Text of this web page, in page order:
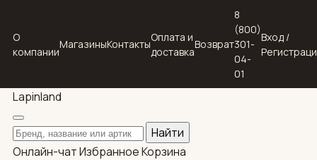
О
компании
МагазиныКонтакты
Оплата и
доставка
Возврат
8
(800)
301-
04-
01
Вход /
Lapinland
Поиск по каталогу
Найти
Онлайн-чатИзбранноеКорзина